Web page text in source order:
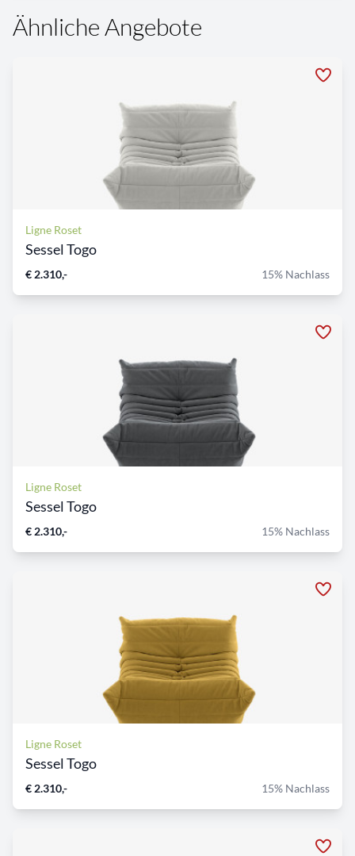
Ähnliche Angebote
Ligne Roset
Sessel Togo
€ 2.310,- 15% Nachlass
Ligne Roset
Sessel Togo
€ 2.310,- 15% Nachlass
Ligne Roset
Sessel Togo
€ 2.310,- 15% Nachlass